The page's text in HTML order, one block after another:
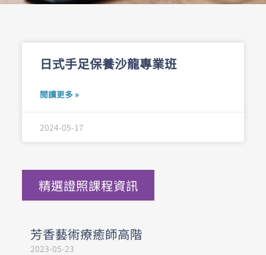
日式手足保養沙龍專業班
閱讀更多 »
2024-05-17
精選證照課程資訊
芳香藝術療癒師高階
2023-05-23